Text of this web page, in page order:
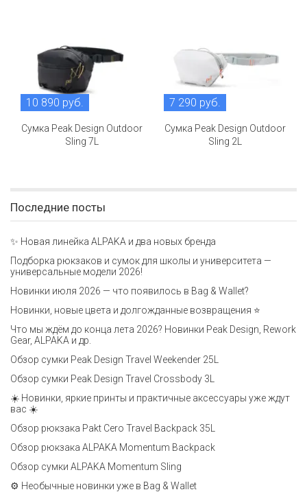
10 890 руб.
Сумка Peak Design Outdoor
Sling 7L
7 290 руб.
Сумка Peak Design Outdoor
Sling 2L
Последние посты
✨ Новая линейка ALPAKA и два новых бренда
Подборка рюкзаков и сумок для школы и университета —
универсальные модели 2026!
Новинки июля 2026 — что появилось в Bag & Wallet?
Новинки, новые цвета и долгожданные возвращения ⭐️
Что мы ждём до конца лета 2026? Новинки Peak Design, Rework
Gear, ALPAKA и др.
Обзор сумки Peak Design Travel Weekender 25L
Обзор сумки Peak Design Travel Crossbody 3L
☀️ Новинки, яркие принты и практичные аксессуары уже ждут
вас ☀️
Обзор рюкзака Pakt Cero Travel Backpack 35L
Обзор рюкзака ALPAKA Momentum Backpack
Обзор сумки ALPAKA Momentum Sling
⚙️ Необычные новинки уже в Bag & Wallet